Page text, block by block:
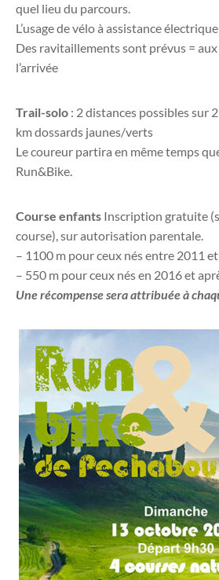
quel lieu du parcours.
L’usage de vélo à assistance
Des ravitaillements sont prévus = aux
l’arrivée
Trail-solo : 2 distances possibles sur
km dossards jaunes/verts
Le coureur partira en même temps
Run&Bike.
Course enfants Inscription gratuite
course), sur autorisation parentale.
– 1100 m pour ceux nés entre 2011
– 550 m pour ceux nés en 2016 et
Une récompense sera attribuée à